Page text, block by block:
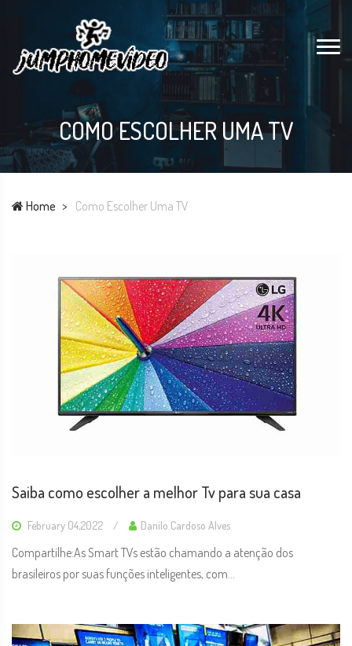
COMO ESCOLHER UMA TV
Home Como Escolher Uma TV
Saiba como escolher a melhor Tv para sua casa
February 04,2022 Danilo Cardoso Alves
Compartilhe:As Smart TVs estão chamando a atenção dos
brasileiros por suas funções inteligentes, com...